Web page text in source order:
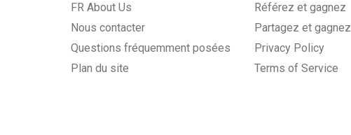
FR About Us
Nous contacter
Questions fréquemment posées
Plan du site
Référez et gagnez
Partagez et gagnez
Privacy Policy
Terms of Service